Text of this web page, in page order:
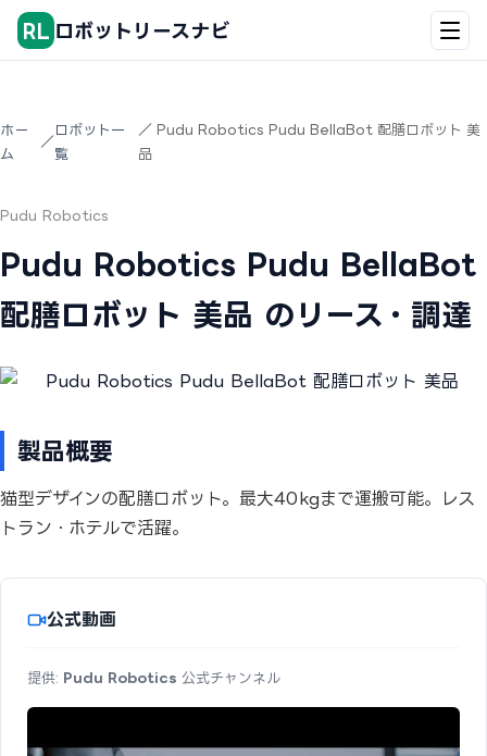
RL ロボットリースナビ
ホー
ム
／
ロボット一
覧
／ Pudu Robotics Pudu BellaBot 配膳ロボット 美
品
Pudu Robotics
Pudu Robotics Pudu BellaBot
配膳ロボット 美品 のリース・調達
製品概要
猫型デザインの配膳ロボット。最大40kgまで運搬可能。レス
トラン・ホテルで活躍。
公式動画
提供: Pudu Robotics 公式チャンネル